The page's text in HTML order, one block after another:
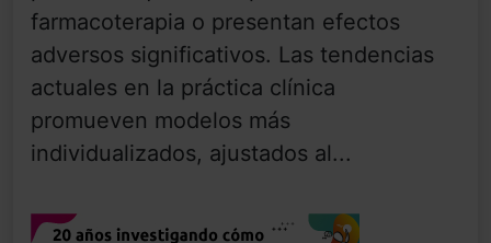
farmacoterapia o presentan efectos
adversos significativos. Las tendencias
actuales en la práctica clínica
promueven modelos más
individualizados, ajustados al...